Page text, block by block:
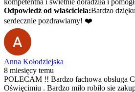
Odpowiedź od właściciela:Bardzo
serdecznie pozdrawiamy! ❤️
Anna Kołodziejska
8 miesięcy temu
POLECAM !! Bardzo fachowa obsługa
Oświęcimiu . Bardzo miło robiło sie